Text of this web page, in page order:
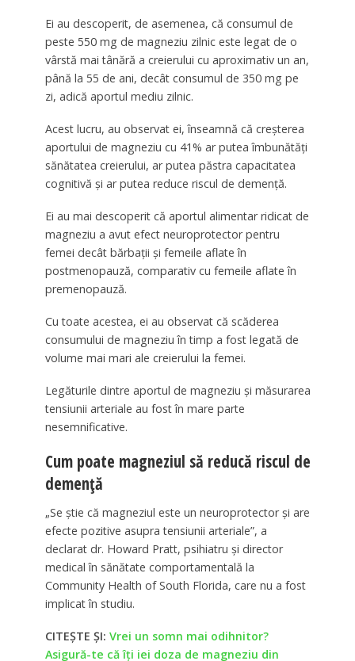
Ei au descoperit, de asemenea, că consumul de
peste 550 mg de magneziu zilnic este legat de o
vârstă mai tânără a creierului cu aproximativ un an,
până la 55 de ani, decât consumul de 350 mg pe
zi, adică aportul mediu zilnic.
Acest lucru, au observat ei, înseamnă că creșterea
aportului de magneziu cu 41% ar putea îmbunătăți
sănătatea creierului, ar putea păstra capacitatea
cognitivă și ar putea reduce riscul de demență.
Ei au mai descoperit că aportul alimentar ridicat de
magneziu a avut efect neuroprotector pentru
femei decât bărbații și femeile aflate în
postmenopauză, comparativ cu femeile aflate în
premenopauză.
Cu toate acestea, ei au observat că scăderea
consumului de magneziu în timp a fost legată de
volume mai mari ale creierului la femei.
Legăturile dintre aportul de magneziu și măsurarea
tensiunii arteriale au fost în mare parte
nesemnificative.
Cum poate magneziul să reducă riscul de
demență
„Se știe că magneziul este un neuroprotector și are
efecte pozitive asupra tensiunii arteriale”, a
declarat dr. Howard Pratt, psihiatru și director
medical în sănătate comportamentală la
Community Health of South Florida, care nu a fost
implicat în studiu.
CITEȘTE ȘI: Vrei un somn mai odihnitor?
Asigură-te că îți iei doza de magneziu din